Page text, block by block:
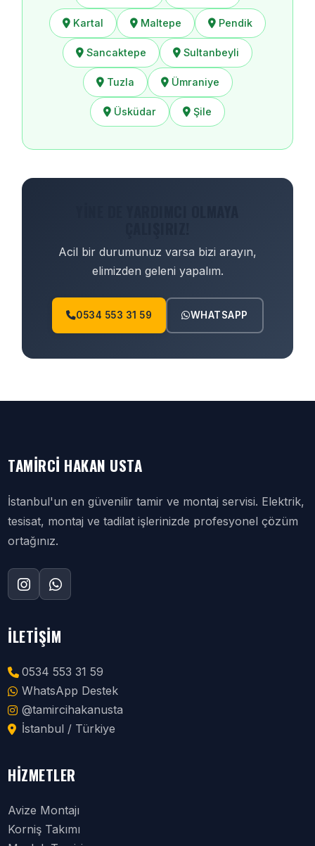
Kartal Maltepe Pendik
Sancaktepe Sultanbeyli
Tuzla Ümraniye
Üsküdar Şile
Acil bir durumunuz varsa bizi arayın,
elimizden geleni yapalım.
0534 553 31 59 WHATSAPP
TAMIRCI HAKAN USTA
İstanbul'un en güvenilir tamir ve montaj servisi. Elektrik,
tesisat, montaj ve tadilat işlerinizde profesyonel çözüm
ortağınız.
İLETIŞIM
0534 553 31 59
WhatsApp Destek
@tamircihakanusta
İstanbul / Türkiye
HIZMETLER
Avize Montajı
Korniş Takımı